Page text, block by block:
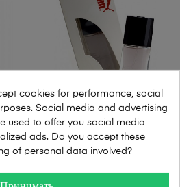
Puma - Puma Man Szara
cookies for performance, social
Social media and advertising
used to offer you social media
ads. Do you accept these
of personal data involved?